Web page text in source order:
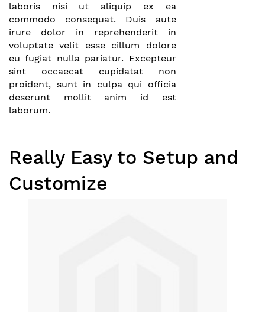
laboris nisi ut aliquip ex ea
commodo consequat. Duis aute
irure dolor in reprehenderit in
voluptate velit esse cillum dolore
eu fugiat nulla pariatur. Excepteur
sint occaecat cupidatat non
proident, sunt in culpa qui officia
deserunt mollit anim id est
laborum.
Really Easy to Setup and
Customize